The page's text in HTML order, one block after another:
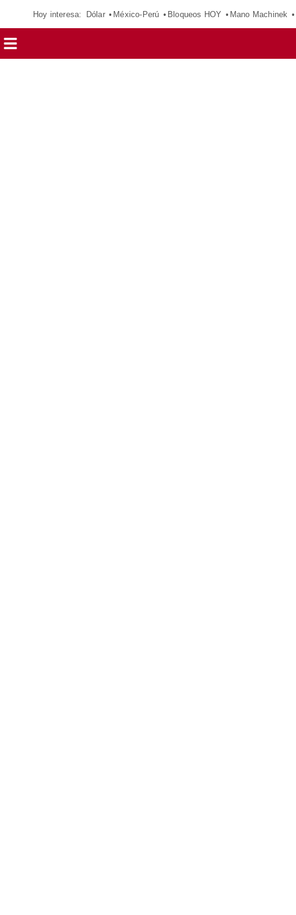
Hoy interesa: Dólar México-Perú Bloqueos HOY Mano Machinek